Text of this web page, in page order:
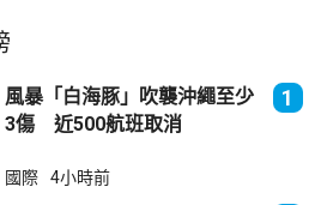
風暴「白海豚」吹襲沖繩至少
3傷 近500航班取消
1
國際 4小時前